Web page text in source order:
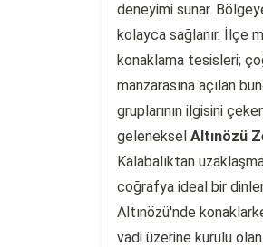
deneyimi sunar.
kolayca sağlanır. İlçe
konaklama tesisleri;
manzarasına açılan
gruplarının ilgisini
geleneksel Altınözü
Kalabalıktan
coğrafya ideal bir
Altınözü'nde
vadi üzerine kurulu olan